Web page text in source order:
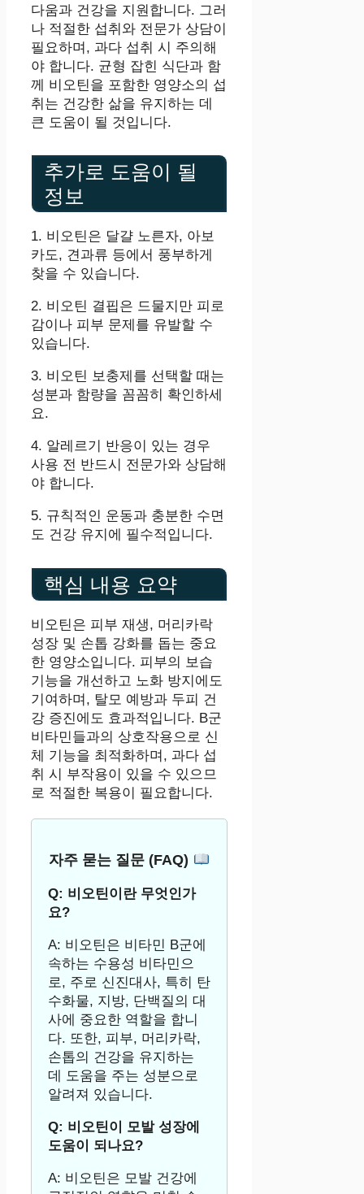
다움과 건강을 지원합니다. 그러
나 적절한 섭취와 전문가 상담이
필요하며, 과다 섭취 시 주의해
야 합니다. 균형 잡힌 식단과 함
께 비오틴을 포함한 영양소의 섭
취는 건강한 삶을 유지하는 데
큰 도움이 될 것입니다.
추가로 도움이 될
정보
1. 비오틴은 달걀 노른자, 아보
카도, 견과류 등에서 풍부하게
찾을 수 있습니다.
2. 비오틴 결핍은 드물지만 피로
감이나 피부 문제를 유발할 수
있습니다.
3. 비오틴 보충제를 선택할 때는
성분과 함량을 꼼꼼히 확인하세
요.
4. 알레르기 반응이 있는 경우
사용 전 반드시 전문가와 상담해
야 합니다.
5. 규칙적인 운동과 충분한 수면
도 건강 유지에 필수적입니다.
핵심 내용 요약
비오틴은 피부 재생, 머리카락
성장 및 손톱 강화를 돕는 중요
한 영양소입니다. 피부의 보습
기능을 개선하고 노화 방지에도
기여하며, 탈모 예방과 두피 건
강 증진에도 효과적입니다. B군
비타민들과의 상호작용으로 신
체 기능을 최적화하며, 과다 섭
취 시 부작용이 있을 수 있으므
로 적절한 복용이 필요합니다.
자주 묻는 질문 (FAQ)
Q: 비오틴이란 무엇인가
요?
A: 비오틴은 비타민 B군에
속하는 수용성 비타민으
로, 주로 신진대사, 특히 탄
수화물, 지방, 단백질의 대
사에 중요한 역할을 합니
다. 또한, 피부, 머리카락,
손톱의 건강을 유지하는
데 도움을 주는 성분으로
알려져 있습니다.
Q: 비오틴이 모발 성장에
도움이 되나요?
A: 비오틴은 모발 건강에